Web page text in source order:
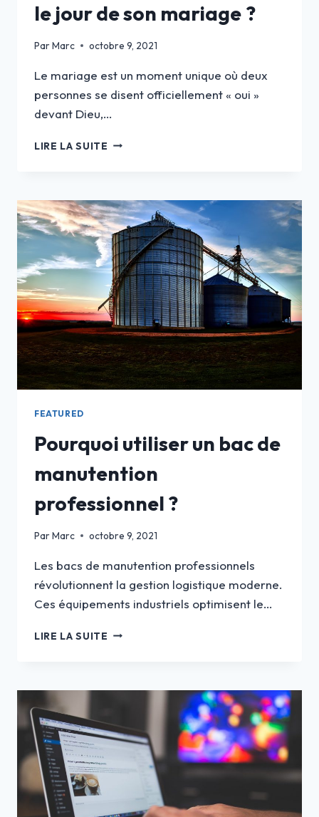
le jour de son mariage ?
ParMarc octobre 9, 2021
Le mariage est un moment unique où deux
personnes se disent officiellement « oui »
devant Dieu,…
LIRE LA SUITE POURQUOI
SERVICE
D’UN
PHOTOGRAPHE
LE
JOUR
DE
SON
MARIAGE ?
FEATURED
Pourquoi utiliser un bac de
manutention
professionnel ?
ParMarc octobre 9, 2021
Les bacs de manutention professionnels
révolutionnent la gestion logistique moderne.
Ces équipements industriels optimisent le…
LIRE LA SUITE POURQUOI
DE
MANUTENTION
PROFESSIONNEL
?